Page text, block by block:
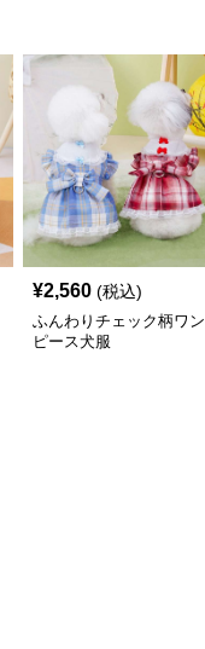
¥2,560 (税込)
ふんわりチェック柄ワン
ピース犬服